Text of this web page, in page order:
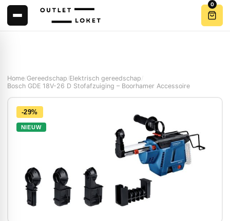
0
Home Gereedschap Elektrisch gereedschap
Bosch GDE 18V-26 D Stofafzuiging – Boorhamer Accessoire
-29%
NIEUW